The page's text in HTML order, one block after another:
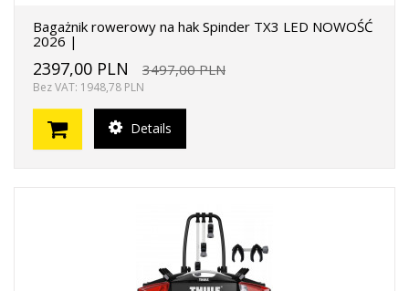
Bagażnik rowerowy na hak Spinder TX3 LED NOWOŚĆ
2026 |
2397,00 PLN 3497,00 PLN
Bez VAT: 1948,78 PLN
Details